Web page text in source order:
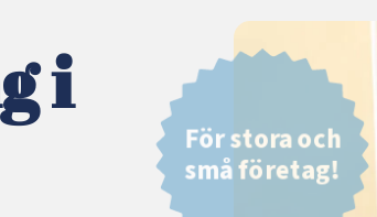
i
För stora och
små företag!